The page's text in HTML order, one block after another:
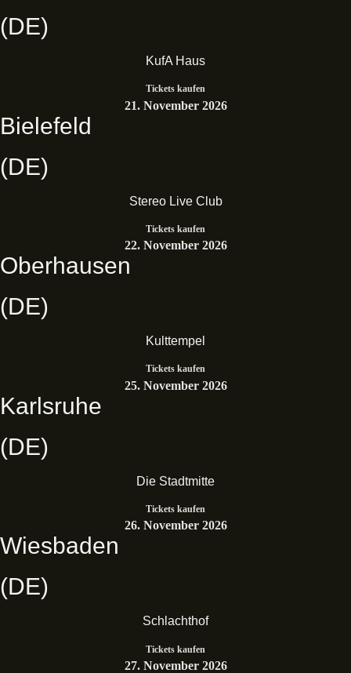
(DE)
KufA Haus
Tickets kaufen
21. November 2026
Bielefeld
(DE)
Stereo Live Club
Tickets kaufen
22. November 2026
Oberhausen
(DE)
Kulttempel
Tickets kaufen
25. November 2026
Karlsruhe
(DE)
Die Stadtmitte
Tickets kaufen
26. November 2026
Wiesbaden
(DE)
Schlachthof
Tickets kaufen
27. November 2026